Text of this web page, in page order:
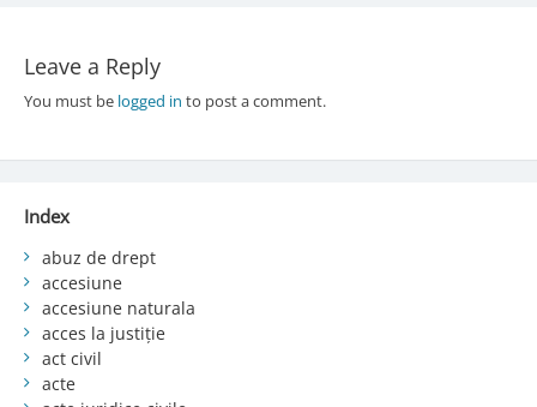
Leave a Reply
You must be logged in to post a comment.
Index
abuz de drept
accesiune
accesiune naturala
acces la justiție
act civil
acte